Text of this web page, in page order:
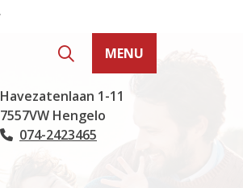
Hoofdmenu
MENU
Havezatenlaan 1-11
7557VW Hengelo
Tel:
074-2423465